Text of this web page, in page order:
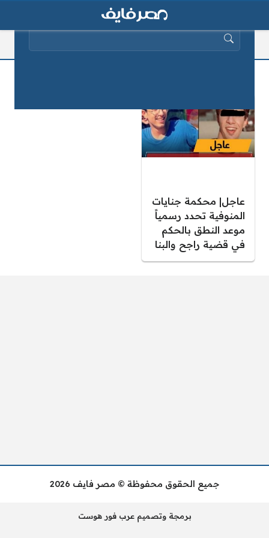
عاجل| محكمة جنايات
المنوفية تحدد رسمياً
موعد النطق بالحكم
في قضية راجح والبنا
جميع الحقوق محفوظة © مصر فايف 2026
برمجة وتصميم عرب فور هوست
البحث عن: